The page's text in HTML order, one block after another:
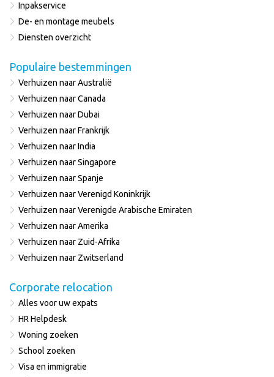
Inpakservice
De- en montage meubels
Diensten overzicht
Populaire bestemmingen
Verhuizen naar Australië
Verhuizen naar Canada
Verhuizen naar Dubai
Verhuizen naar Frankrijk
Verhuizen naar India
Verhuizen naar Singapore
Verhuizen naar Spanje
Verhuizen naar Verenigd Koninkrijk
Verhuizen naar Verenigde Arabische Emiraten
Verhuizen naar Amerika
Verhuizen naar Zuid-Afrika
Verhuizen naar Zwitserland
Corporate relocation
Alles voor uw expats
HR Helpdesk
Woning zoeken
School zoeken
Visa en immigratie